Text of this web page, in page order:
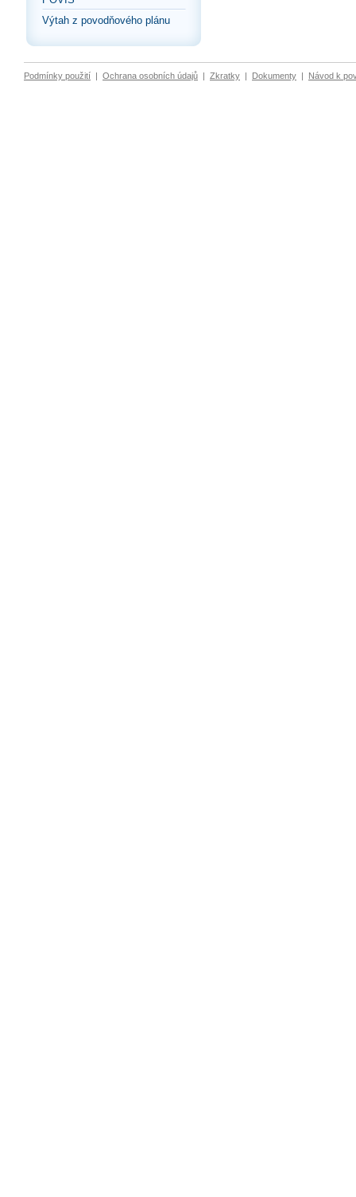
Výtah z povodňového plánu
Podmínky použití | Ochrana osobních údajů | Zkratky | Dokumenty | Návod k